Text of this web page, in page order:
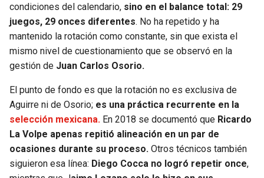
SAINTS
BUCCANEERS
condiciones del calendario, sino en el balance total: 29
juegos, 29 onces diferentes. No ha repetido y ha
mantenido la rotación como constante, sin que exista el
mismo nivel de cuestionamiento que se observó en la
gestión de Juan Carlos Osorio.
El punto de fondo es que la rotación no es exclusiva de
Aguirre ni de Osorio; es una práctica recurrente en la
selección mexicana. En 2018 se documentó que Ricardo
La Volpe apenas repitió alineación en un par de
ocasiones durante su proceso. Otros técnicos también
siguieron esa línea: Diego Cocca no logró repetir once,